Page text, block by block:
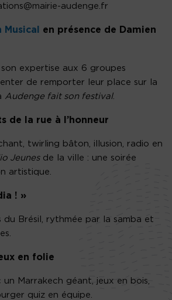
audenge.fr
en présence de Damien
expertise aux 6 groupes
de remporter leur place sur la
Audenge fait son festival.
de la rue à l’honneur
twirling bâton, illusion, radio en
Jeunesde la ville : une soirée
artistique.
! »
du Brésil, rythmée par la samba et
en folie
un Marrakech géant, jeux en bois,
quiz en équipe.